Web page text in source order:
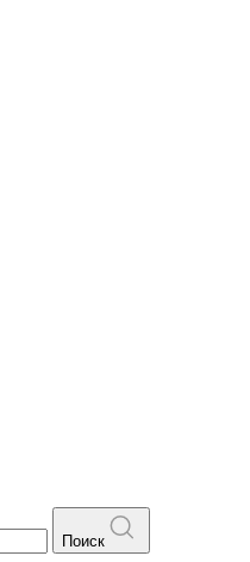
Поиск